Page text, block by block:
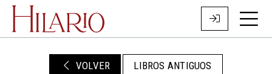
VOLVER
LIBROS ANTIGUOS